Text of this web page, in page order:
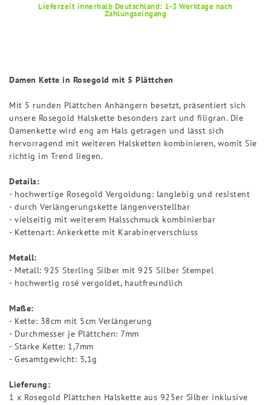
Lieferzeit innerhalb Deutschland: 1-3 Werktage nach
Zahlungseingang
Damen Kette in Rosegold mit 5 Plättchen
Mit 5 runden Plättchen Anhängern besetzt, präsentiert sich
unsere Rosegold Halskette besonders zart und filigran. Die
Damenkette wird eng am Hals getragen und lässt sich
hervorragend mit weiteren Halsketten kombinieren, womit Sie
richtig im Trend liegen.
Details:
- hochwertige Rosegold Vergoldung: langlebig und resistent
- durch Verlängerungskette längenverstellbar
- vielseitig mit weiterem Halsschmuck kombinierbar
- Kettenart: Ankerkette mit Karabinerverschluss
Metall:
- Metall: 925 Sterling Silber mit 925 Silber Stempel
- hochwertig rosé vergoldet, hautfreundlich
Maße:
- Kette: 38cm mit 5cm Verlängerung
- Durchmesser je Plättchen: 7mm
- Stärke Kette: 1,7mm
- Gesamtgewicht: 3,1g
Lieferung:
1 x Rosegold Plättchen Halskette aus 925er Silber inklusive